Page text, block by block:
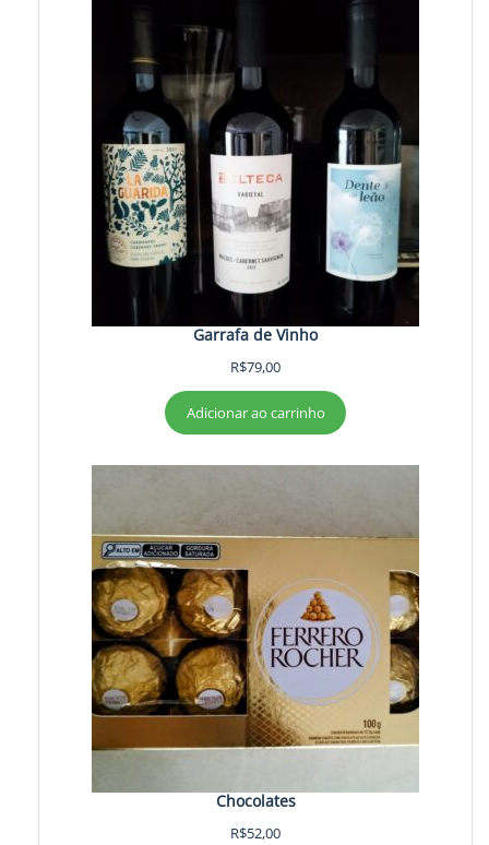
Garrafa de Vinho
R$79,00
Adicionar ao carrinho
Chocolates
R$52,00